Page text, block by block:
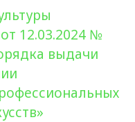
12.03.2024 №
выдачи